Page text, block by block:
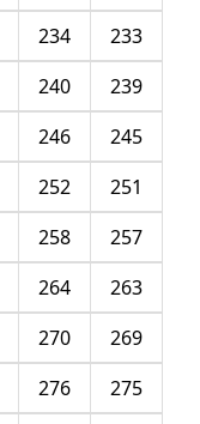
233
234
239
240
245
246
251
252
257
258
263
264
269
270
275
276